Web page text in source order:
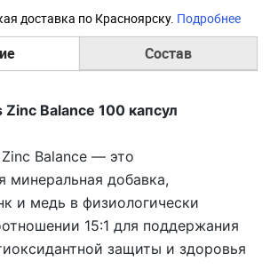
доставка по Красноярску. Подробнее
Состав
Balance 100 капсул
Balance — это
минеральная добавка,
и медь в физиологически
15:1 для поддержания
защиты и здоровья